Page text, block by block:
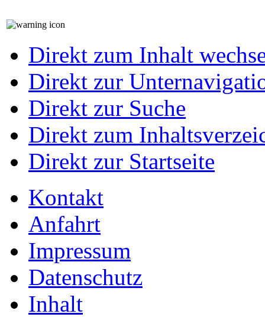
Direkt zum Inhalt
Direkt zur
Direkt zur Suche
Direkt zum
Direkt zur Startseite
Kontakt
Anfahrt
Impressum
Datenschutz
Inhalt